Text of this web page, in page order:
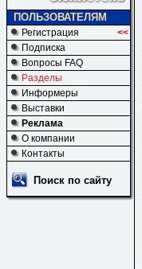
ПОЛЬЗОВАТЕЛЯМ
Регистрация
<<
Подписка
Вопросы FAQ
Разделы
Информеры
Выставки
Реклама
О компании
Контакты
Поиск по сайту